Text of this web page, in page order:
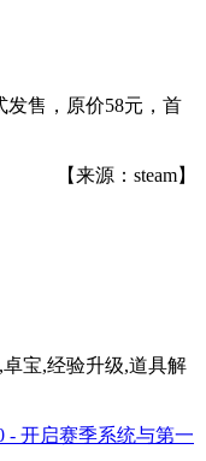
发售，原价58元，首
【来源：steam】
宝,经验升级,道具解
- 开启赛季系统与第一